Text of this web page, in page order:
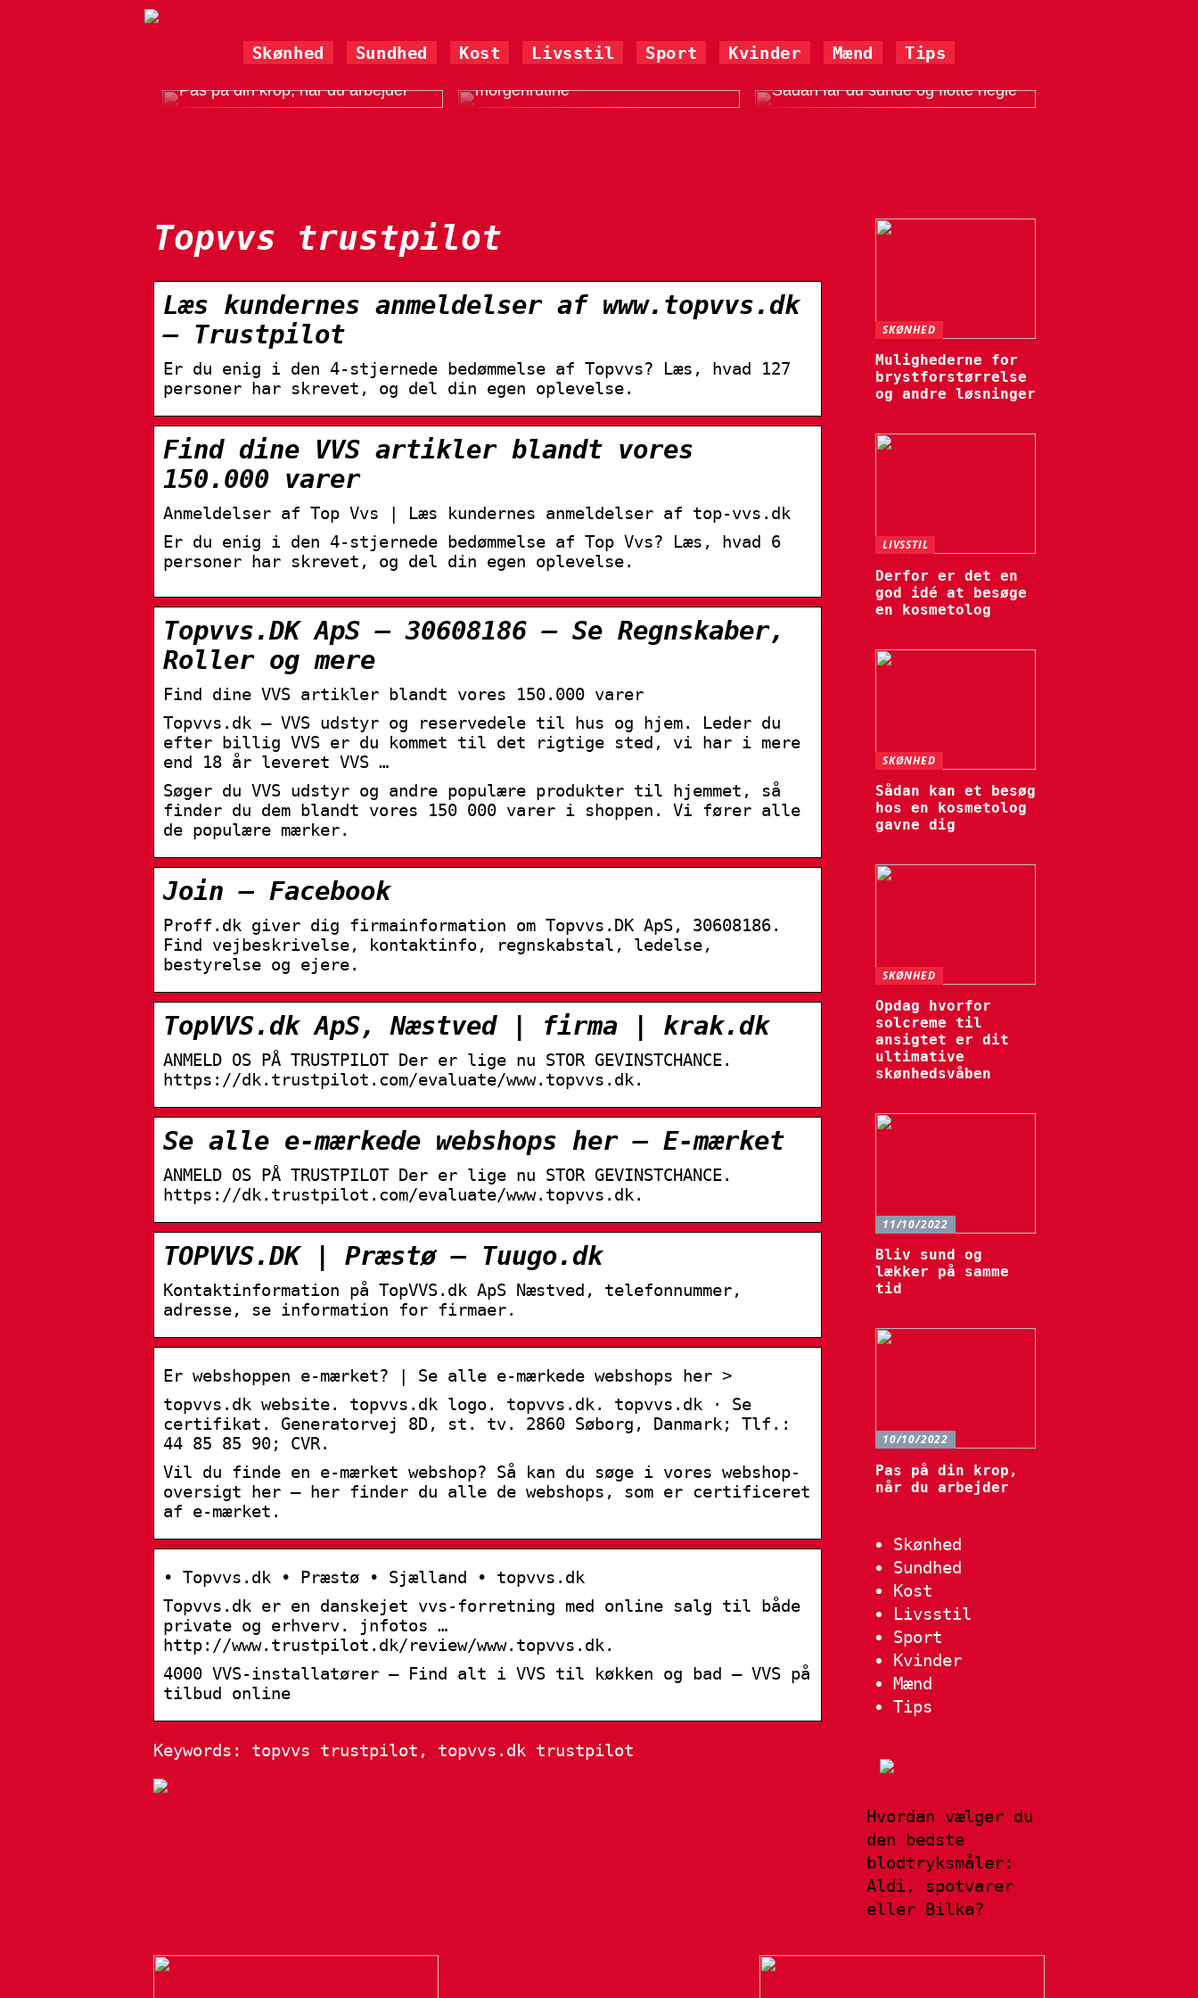
Skønhed Sundhed Kost Livsstil Sport Kvinder Mænd Tips
Pas på din krop, når du arbejder
morgenrutine
Sådan får du sunde og flotte negle
Topvvs trustpilot
Læs kundernes anmeldelser af www.topvvs.dk
– Trustpilot
Er du enig i den 4-stjernede bedømmelse af Topvvs? Læs, hvad 127
personer har skrevet, og del din egen oplevelse.
Find dine VVS artikler blandt vores
150.000 varer
Anmeldelser af Top Vvs | Læs kundernes anmeldelser af top-vvs.dk
Er du enig i den 4-stjernede bedømmelse af Top Vvs? Læs, hvad 6
personer har skrevet, og del din egen oplevelse.
Topvvs.DK ApS – 30608186 – Se Regnskaber,
Roller og mere
Find dine VVS artikler blandt vores 150.000 varer
Topvvs.dk – VVS udstyr og reservedele til hus og hjem. Leder du
efter billig VVS er du kommet til det rigtige sted, vi har i mere
end 18 år leveret VVS …
Søger du VVS udstyr og andre populære produkter til hjemmet, så
finder du dem blandt vores 150 000 varer i shoppen. Vi fører alle
de populære mærker.
Join – Facebook
Proff.dk giver dig firmainformation om Topvvs.DK ApS, 30608186.
Find vejbeskrivelse, kontaktinfo, regnskabstal, ledelse,
bestyrelse og ejere.
TopVVS.dk ApS, Næstved | firma | krak.dk
ANMELD OS PÅ TRUSTPILOT Der er lige nu STOR GEVINSTCHANCE.
https://dk.trustpilot.com/evaluate/www.topvvs.dk.
Se alle e-mærkede webshops her – E-mærket
ANMELD OS PÅ TRUSTPILOT Der er lige nu STOR GEVINSTCHANCE.
https://dk.trustpilot.com/evaluate/www.topvvs.dk.
TOPVVS.DK | Præstø – Tuugo.dk
Kontaktinformation på TopVVS.dk ApS Næstved, telefonnummer,
adresse, se information for firmaer.
Er webshoppen e-mærket? | Se alle e-mærkede webshops her >
topvvs.dk website. topvvs.dk logo. topvvs.dk. topvvs.dk · Se
certifikat. Generatorvej 8D, st. tv. 2860 Søborg, Danmark; Tlf.:
44 85 85 90; CVR.
Vil du finde en e-mærket webshop? Så kan du søge i vores webshop-
oversigt her – her finder du alle de webshops, som er certificeret
af e-mærket.
• Topvvs.dk • Præstø • Sjælland • topvvs.dk
Topvvs.dk er en danskejet vvs-forretning med online salg til både
private og erhverv. jnfotos …
http://www.trustpilot.dk/review/www.topvvs.dk.
4000 VVS-installatører – Find alt i VVS til køkken og bad – VVS på
tilbud online
Keywords: topvvs trustpilot, topvvs.dk trustpilot
SKØNHED
Mulighederne for
brystforstørrelse
og andre løsninger
LIVSSTIL
Derfor er det en
god idé at besøge
en kosmetolog
SKØNHED
Sådan kan et besøg
hos en kosmetolog
gavne dig
SKØNHED
Opdag hvorfor
solcreme til
ansigtet er dit
ultimative
skønhedsvåben
11/10/2022
Bliv sund og
lækker på samme
tid
10/10/2022
Pas på din krop,
når du arbejder
Skønhed
Sundhed
Kost
Livsstil
Sport
Kvinder
Mænd
Tips
Hvordan vælger du
den bedste
blodtryksmåler:
Aldi, spotvarer
eller Bilka?